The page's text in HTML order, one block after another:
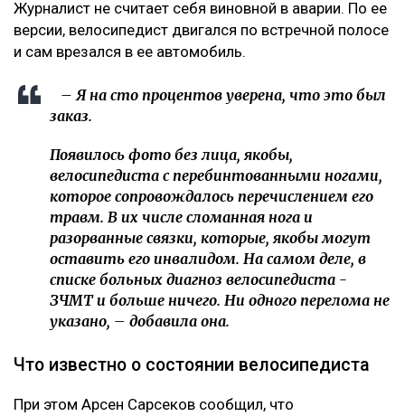
Журналист не считает себя виновной в аварии. По ее
версии, велосипедист двигался по встречной полосе
и сам врезался в ее автомобиль.
– Я на сто процентов уверена, что это был
заказ.
Появилось фото без лица, якобы,
велосипедиста с перебинтованными ногами,
которое сопровождалось перечислением его
травм. В их числе сломанная нога и
разорванные связки, которые, якобы могут
оставить его инвалидом. На самом деле, в
списке больных диагноз велосипедиста -
ЗЧМТ и больше ничего. Ни одного перелома не
указано, – добавила она.
Что известно о состоянии велосипедиста
При этом Арсен Сарсеков сообщил, что